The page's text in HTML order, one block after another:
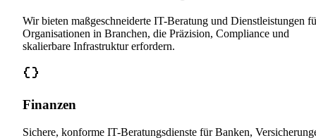
Wir bieten maßgeschneiderte IT-Beratung und Dienstleistungen
Organisationen in Branchen, die Präzision, Compliance und
skalierbare Infrastruktur erfordern.
Finanzen
Sichere, konforme IT-Beratungsdienste für Banken,